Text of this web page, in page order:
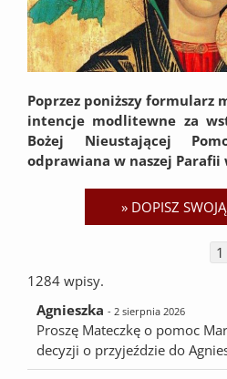
Poprzez poniższy formularz
intencje modlitewne za
Bożej Nieustającej
odprawiana w naszej Parafii
1
1284 wpisy.
Agnieszka - 2 sierpnia 2026
Proszę Mateczkę o pomoc
decyzji o przyjeździe do